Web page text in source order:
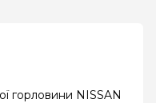
горловини NISSAN